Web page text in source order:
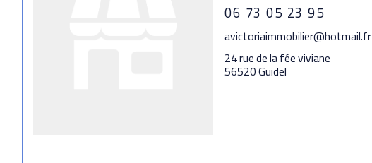
06 73 05 23 95
avictoriaimmobilier@hotmail.fr
24 rue de la fée viviane
56520 Guidel